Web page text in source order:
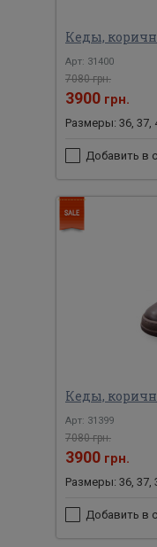
Кеды,
Арт: 31400
7080 грн.
3900 грн.
Размеры: 36, 37,
Добавить в
Кеды,
Арт: 31399
7080 грн.
3900 грн.
Размеры: 36, 37,
Добавить в